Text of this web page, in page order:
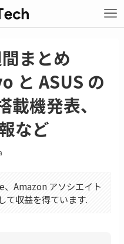
まとめ
と ASUS の
機発表、
など
Amazon アソシエイト
て収益を得ています.